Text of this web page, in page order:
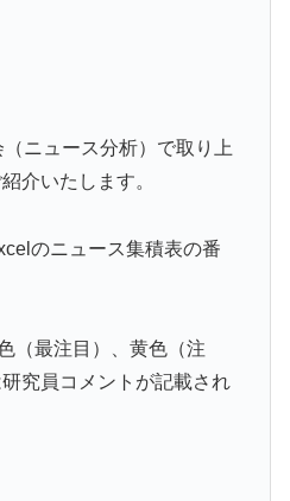
ニュース分析）で取り上
介いたします。
のニュース集積表の番
（最注目）、黄色（注
究員コメントが記載され